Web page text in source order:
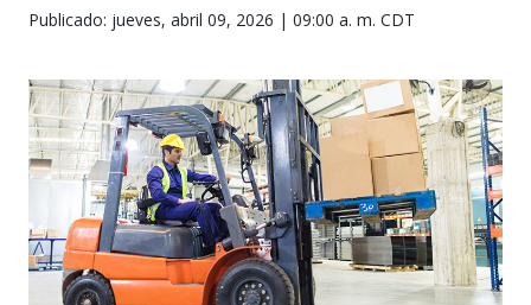
Publicado: jueves, abril 09, 2026 | 09:00 a. m. CDT